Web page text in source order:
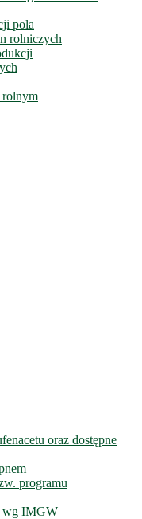
pola
rolniczych
rolnym
oraz dostępne
programu
wg IMGW